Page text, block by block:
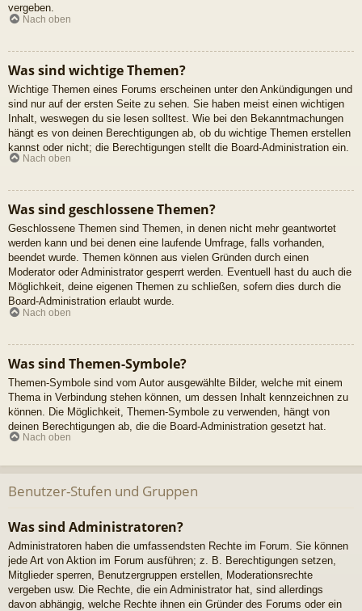
vergeben.
Nach oben
Was sind wichtige Themen?
Wichtige Themen eines Forums erscheinen unter den Ankündigungen und
sind nur auf der ersten Seite zu sehen. Sie haben meist einen wichtigen
Inhalt, weswegen du sie lesen solltest. Wie bei den Bekanntmachungen
hängt es von deinen Berechtigungen ab, ob du wichtige Themen erstellen
kannst oder nicht; die Berechtigungen stellt die Board-Administration ein.
Nach oben
Was sind geschlossene Themen?
Geschlossene Themen sind Themen, in denen nicht mehr geantwortet
werden kann und bei denen eine laufende Umfrage, falls vorhanden,
beendet wurde. Themen können aus vielen Gründen durch einen
Moderator oder Administrator gesperrt werden. Eventuell hast du auch die
Möglichkeit, deine eigenen Themen zu schließen, sofern dies durch die
Board-Administration erlaubt wurde.
Nach oben
Was sind Themen-Symbole?
Themen-Symbole sind vom Autor ausgewählte Bilder, welche mit einem
Thema in Verbindung stehen können, um dessen Inhalt kennzeichnen zu
können. Die Möglichkeit, Themen-Symbole zu verwenden, hängt von
deinen Berechtigungen ab, die die Board-Administration gesetzt hat.
Nach oben
Benutzer-Stufen und Gruppen
Was sind Administratoren?
Administratoren haben die umfassendsten Rechte im Forum. Sie können
jede Art von Aktion im Forum ausführen; z. B. Berechtigungen setzen,
Mitglieder sperren, Benutzergruppen erstellen, Moderationsrechte
vergeben usw. Die Rechte, die ein Administrator hat, sind allerdings
davon abhängig, welche Rechte ihnen ein Gründer des Forums oder ein